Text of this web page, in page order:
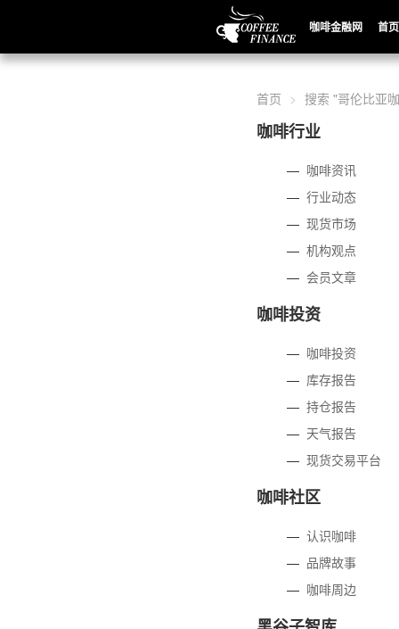
咖啡金融网 首页
首页 搜索 "哥伦比亚
咖啡行业
— 咖啡资讯
—行业动态
—现货市场
—机构观点
—会员文章
咖啡投资
— 咖啡投资
— 库存报告
—持仓报告
— 天气报告
—现货交易平台
咖啡社区
—认识咖啡
— 品牌故事
— 咖啡周边